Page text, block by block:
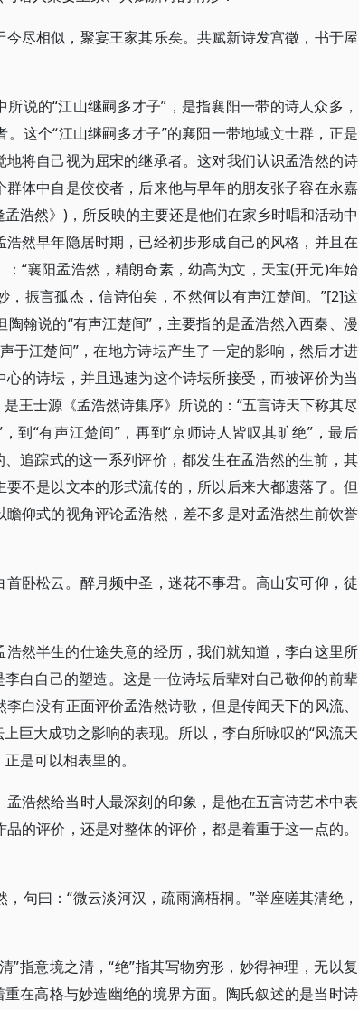
尽相似，聚宴王家其乐矣。共赋新诗发宫徵，书于屋
说的“江山继嗣多才子”，是指襄阳一带的诗人众多，
这个“江山继嗣多才子”的襄阳一带地域文士群，正是
将自己视为屈宋的继承者。这对我们认识孟浩然的诗
体中自是佼佼者，后来他与早年的朋友张子容在永嘉
浩然》)，所反映的主要还是他们在家乡时唱和活动中
然早年隐居时期，已经初步形成自己的风格，并且在
“襄阳孟浩然，精朗奇素，幼高为文，天宝(开元)年始
振言孤杰，信诗伯矣，不然何以有声江楚间。”[2]这
翰说的“有声江楚间”，主要指的是孟浩然入西秦、漫
于江楚间”，在地方诗坛产生了一定的影响，然后才进
的诗坛，并且迅速为这个诗坛所接受，而被评价为当
王士源《孟浩然诗集序》所说的：“五言诗天下称其尽
到“有声江楚间”，再到“京师诗人皆叹其旷绝”，最后
追踪式的这一系列评价，都发生在孟浩然的生前，其
不是以文本的形式流传的，所以后来大都遗落了。但
仰式的视角评论孟浩然，差不多是对孟浩然生前饮誉
卧松云。醉月频中圣，迷花不事君。高山安可仰，徒
然半生的仕途失意的经历，我们就知道，李白这里所
白自己的塑造。这是一位诗坛后辈对自己敬仰的前辈
白没有正面评价孟浩然诗歌，但是传闻天下的风流、
巨大成功之影响的表现。所以，李白所咏叹的“风流天
是可以相表里的。
浩然给当时人最深刻的印象，是他在五言诗艺术中表
的评价，还是对整体的评价，都是着重于这一点的。
句曰：“微云淡河汉，疏雨滴梧桐。”举座嗟其清绝，
”指意境之清，“绝”指其写物穷形，妙得神理，无以复
在高格与妙造幽绝的境界方面。陶氏叙述的是当时诗